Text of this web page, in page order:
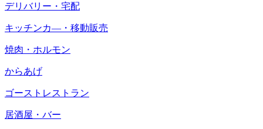
デリバリー・宅配
キッチンカ―・移動販売
焼肉・ホルモン
からあげ
ゴーストレストラン
居酒屋・バー